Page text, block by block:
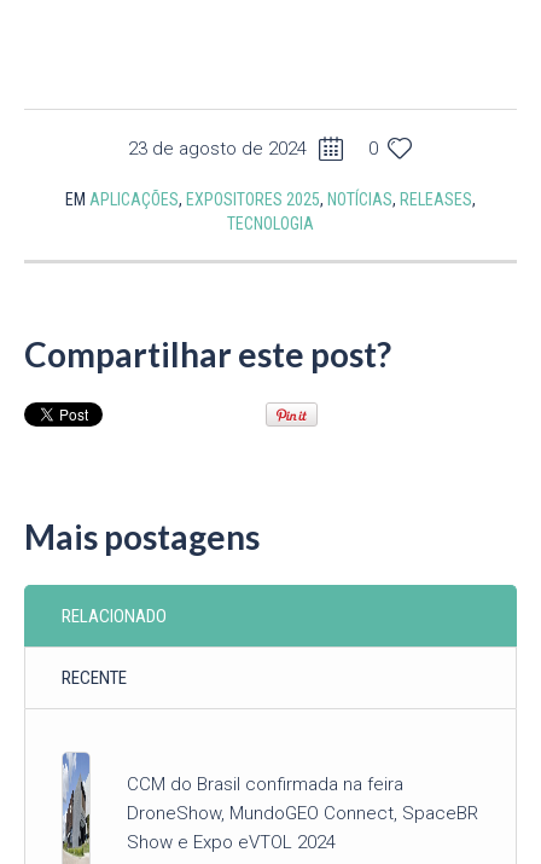
23 de agosto de 2024 0
EM APLICAÇÕES, EXPOSITORES 2025, NOTÍCIAS, RELEASES,
TECNOLOGIA
Compartilhar este post?
Mais postagens
RELACIONADO
RECENTE
CCM do Brasil confirmada na feira
DroneShow, MundoGEO Connect, SpaceBR
Show e Expo eVTOL 2024